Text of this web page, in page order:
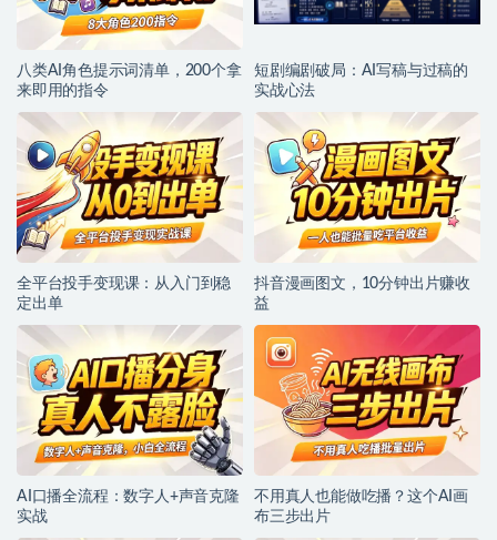
八类AI角色提示词清单，200个拿
来即用的指令
短剧编剧破局：AI写稿与过稿的
实战心法
全平台投手变现课：从入门到稳
定出单
抖音漫画图文，10分钟出片赚收
益
AI口播全流程：数字人+声音克隆
实战
不用真人也能做吃播？这个AI画
布三步出片